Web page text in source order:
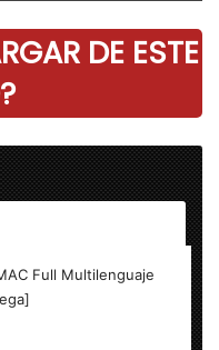
DE ESTE
Full Multilenguaje